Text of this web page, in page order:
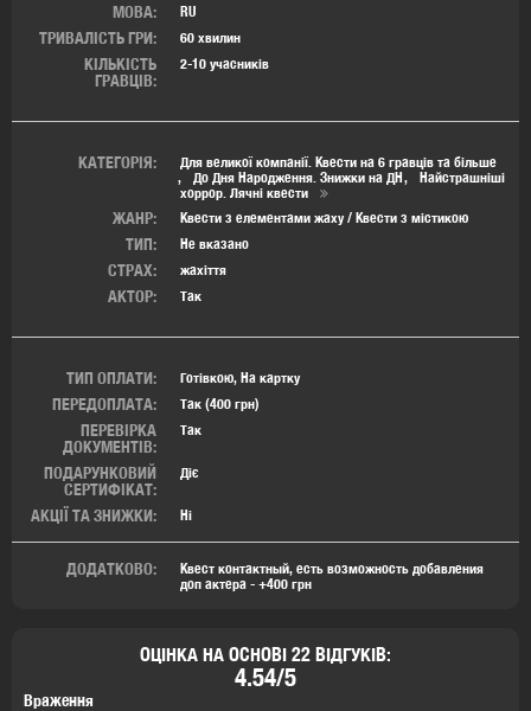
МОВА: RU
ТРИВАЛІСТЬ ГРИ: 60 хвилин
КІЛЬКІСТЬ
ГРАВЦІВ:
2-10 учасників
КАТЕГОРІЯ:
Для великої компанії. Квести на 6 гравців та більше
До Дня Народження. Знижки на ДН
Найстрашніші
хоррор. Лячні квести
ЖАНР: Квести з елементами жаху / Квести з містикою
ТИП: Не вказано
СТРАХ: жахіття
АКТОР: Так
ТИП ОПЛАТИ: Готівкою, На картку
ПЕРЕДОПЛАТА: Так (400 грн)
ПЕРЕВІРКА
ДОКУМЕНТІВ:
Так
ПОДАРУНКОВИЙ
СЕРТИФІКАТ:
Діє
АКЦІЇ ТА ЗНИЖКИ: Ні
ОЦІНКА НА ОСНОВІ 22 ВІДГУКІВ:
4.54/5
Враження
ДОДАТКОВО:
Квест контактный, есть возможность добавления
доп актера - +400 грн